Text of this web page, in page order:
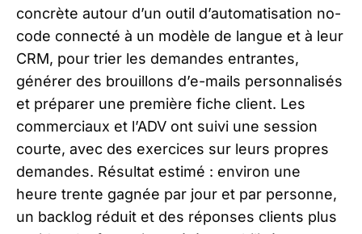
concrète autour d’un outil d’automatisation no-
code connecté à un modèle de langue et à leur
CRM, pour trier les demandes entrantes,
générer des brouillons d’e-mails personnalisés
et préparer une première fiche client. Les
commerciaux et l’ADV ont suivi une session
courte, avec des exercices sur leurs propres
demandes. Résultat estimé : environ une
heure trente gagnée par jour et par personne,
un backlog réduit et des réponses clients plus